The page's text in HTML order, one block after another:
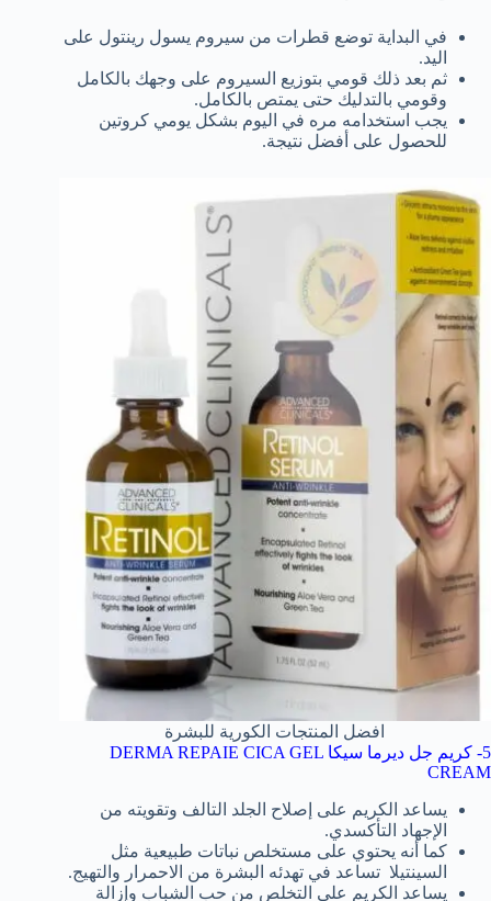
في البداية توضع قطرات من سيروم يسول رينتول على
اليد.
ثم بعد ذلك قومي بتوزيع السيروم على وجهك بالكامل
وقومي بالتدليك حتى يمتص بالكامل.
يجب استخدامه مره في اليوم بشكل يومي كروتين
للحصول على أفضل نتيجة.
افضل المنتجات الكورية للبشرة
5- كريم جل ديرما سيكا DERMA REPAIE CICA GEL
CREAM
يساعد الكريم على إصلاح الجلد التالف وتقويته من
الإجهاد التأكسدي.
كما أنه يحتوي على مستخلص نباتات طبيعية مثل
السينتيلا تساعد في تهدئه البشرة من الاحمرار والتهيج.
يساعد الكريم علي التخلص من حب الشباب وإزالة